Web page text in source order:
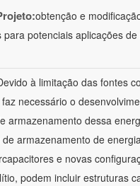
obtenção e
para potenciais aplicações
à limitação das fontes
necessário o
armazenamento dessa
armazenamento de
e novas
podem incluir estruturas